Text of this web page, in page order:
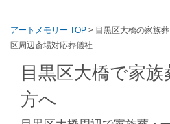
アートメモリー TOP > 目黒区大橋の家族
区周辺斎場対応葬儀社
目黒区大橋で家
方へ